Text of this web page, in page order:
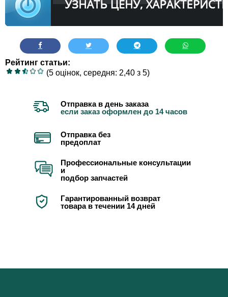
Рейтинг статьи:
(5 оцінок, середня: 2,40 з 5)
Отправка в день заказа
если заказ оформлен до 14 часов
Отправка без
предоплат
Профессиональные консультации
и
подбор запчастей
Гарантированный возврат
товара в течении 14 дней